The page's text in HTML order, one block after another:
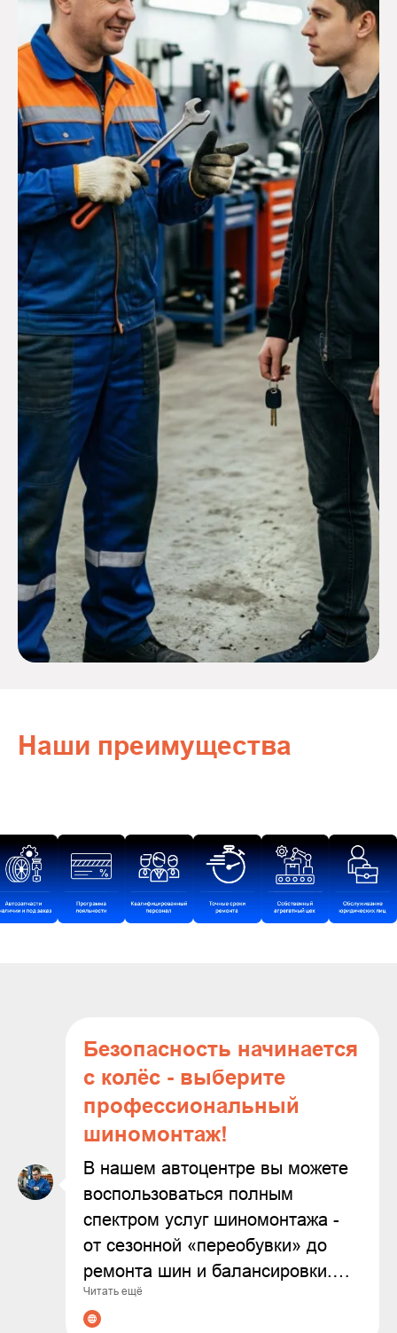
Наши преимущества
Безопасность начинается
с колёс - выберите
профессиональный
шиномонтаж!
В нашем автоцентре вы можете
воспользоваться полным
спектром услуг шиномонтажа -
от сезонной «переобувки» до
ремонта шин и балансировки.
Мы используем современное
оборудование и работаем только
Читать ещё